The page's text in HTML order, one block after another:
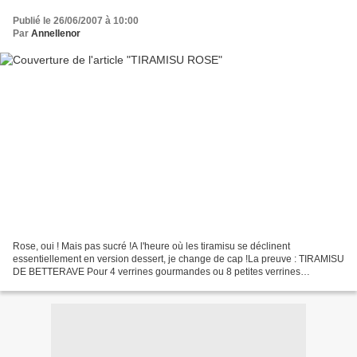
Publié le 26/06/2007 à 10:00
Par Annellenor
Rose, oui ! Mais pas sucré !A l'heure où les tiramisu se déclinent
essentiellement en version dessert, je change de cap !La preuve : TIRAMISU
DE BETTERAVE Pour 4 verrines gourmandes ou 8 petites verrines